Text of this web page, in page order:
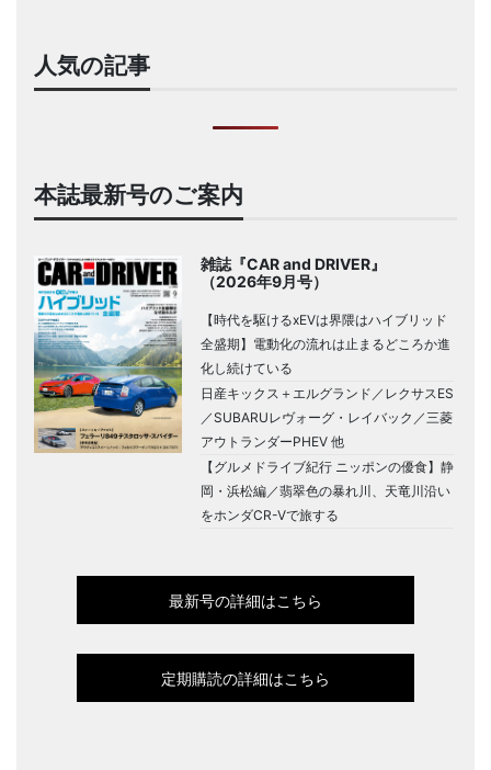
人気の記事
本誌最新号のご案内
雑誌『CAR and DRIVER』
（2026年9月号）
【時代を駆けるxEVは界隈はハイブリッド
全盛期】電動化の流れは止まるどころか進
化し続けている
日産キックス＋エルグランド／レクサスES
／SUBARUレヴォーグ・レイバック／三菱
アウトランダーPHEV 他
【グルメドライブ紀行 ニッポンの優食】静
岡・浜松編／翡翠色の暴れ川、天竜川沿い
をホンダCR-Vで旅する
最新号の詳細はこちら
定期購読の詳細はこちら